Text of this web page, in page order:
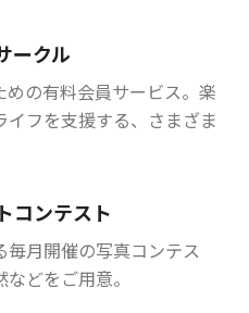
ークル
めの有料会員サービス。楽
イフを支援する、さまざま
コンテスト
毎月開催の写真コンテス
どをご用意。